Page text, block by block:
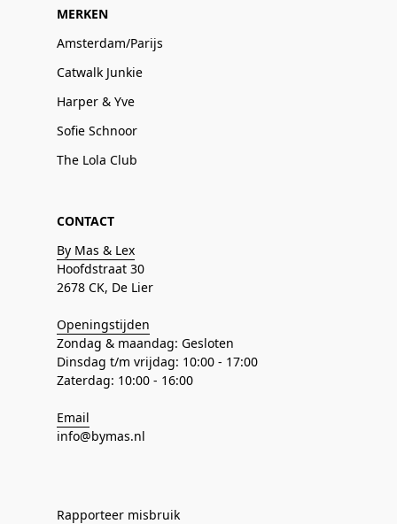
MERKEN
Amsterdam/Parijs
Catwalk Junkie
Harper & Yve
Sofie Schnoor
The Lola Club
CONTACT
By Mas & Lex
Hoofdstraat 30
2678 CK, De Lier
Openingstijden
Zondag & maandag: Gesloten
Dinsdag t/m vrijdag: 10:00 - 17:00
Zaterdag: 10:00 - 16:00
Email
info@bymas.nl
Rapporteer misbruik